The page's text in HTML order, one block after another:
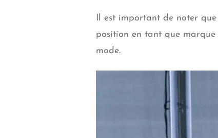
Il est important de noter
position en tant que marque
mode.